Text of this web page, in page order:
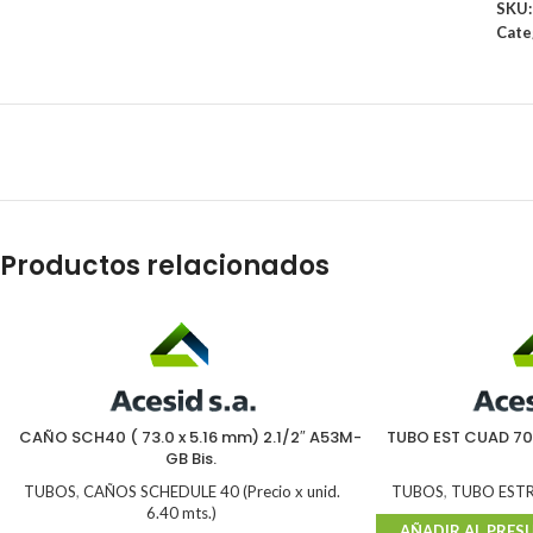
SKU:
Productos relacionados
CAÑO SCH40 ( 73.0 x 5.16 mm) 2.1/2″ A53M-
GB Bis.
TUBOS, CAÑOS SCHEDULE 40 (Precio x unid.
6.40 mts.)
TUBO EST CUAD
TUBOS, TUBO